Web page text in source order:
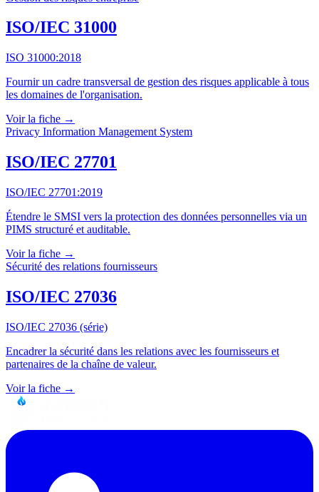
ISO/IEC 31000
ISO 31000:2018
Fournir un cadre transversal de gestion des risques applicable à tous
les domaines de l'organisation.
Voir la fiche →
Privacy Information Management System
ISO/IEC 27701
ISO/IEC 27701:2019
Étendre le SMSI vers la protection des données personnelles via un
PIMS structuré et auditable.
Voir la fiche →
Sécurité des relations fournisseurs
ISO/IEC 27036
ISO/IEC 27036 (série)
Encadrer la sécurité dans les relations avec les fournisseurs et
partenaires de la chaîne de valeur.
Voir la fiche →